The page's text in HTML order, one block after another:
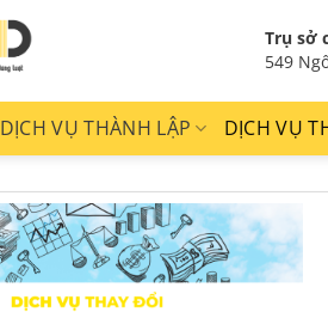
Trụ sở
549
DỊCH VỤ THÀNH LẬP DỊCH VỤ